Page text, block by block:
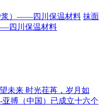
抹面
四川保温材料
未来 时光荏苒，岁月如
搏（中国）已成立十六个